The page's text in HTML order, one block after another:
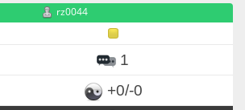
rz0044
1
+0/-0